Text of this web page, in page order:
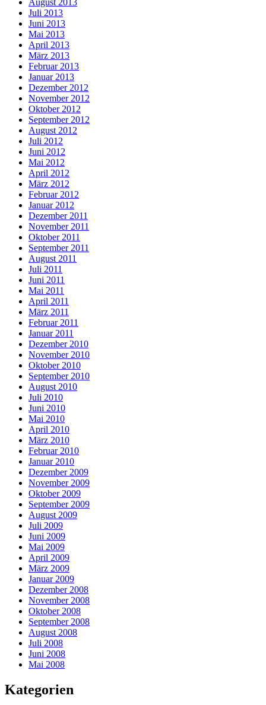
Juli 2013
Juni 2013
Mai 2013
April 2013
März 2013
Februar 2013
Januar 2013
Dezember 2012
November 2012
Oktober 2012
September 2012
August 2012
Juli 2012
Juni 2012
Mai 2012
April 2012
März 2012
Februar 2012
Januar 2012
Dezember 2011
November 2011
Oktober 2011
September 2011
August 2011
Juli 2011
Juni 2011
Mai 2011
April 2011
März 2011
Februar 2011
Januar 2011
Dezember 2010
November 2010
Oktober 2010
September 2010
August 2010
Juli 2010
Juni 2010
Mai 2010
April 2010
März 2010
Februar 2010
Januar 2010
Dezember 2009
November 2009
Oktober 2009
September 2009
August 2009
Juli 2009
Juni 2009
Mai 2009
April 2009
März 2009
Januar 2009
Dezember 2008
November 2008
Oktober 2008
September 2008
August 2008
Juli 2008
Juni 2008
Mai 2008
Kategorien